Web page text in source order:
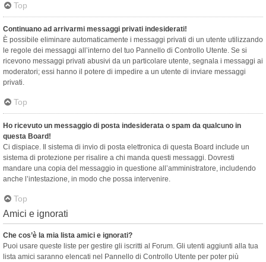
Top
Continuano ad arrivarmi messaggi privati indesiderati!
È possibile eliminare automaticamente i messaggi privati ​​di un utente utilizzando
le regole dei messaggi all’interno del tuo Pannello di Controllo Utente. Se si
ricevono messaggi privati ​​abusivi da un particolare utente, segnala i messaggi ai
moderatori; essi hanno il potere di impedire a un utente di inviare messaggi
privati​​.
Top
Ho ricevuto un messaggio di posta indesiderata o spam da qualcuno in
questa Board!
Ci dispiace. Il sistema di invio di posta elettronica di questa Board include un
sistema di protezione per risalire a chi manda questi messaggi. Dovresti
mandare una copia del messaggio in questione all’amministratore, includendo
anche l’intestazione, in modo che possa intervenire.
Top
Amici e ignorati
Che cos’è la mia lista amici e ignorati?
Puoi usare queste liste per gestire gli iscritti al Forum. Gli utenti aggiunti alla tua
lista amici saranno elencati nel Pannello di Controllo Utente per poter più